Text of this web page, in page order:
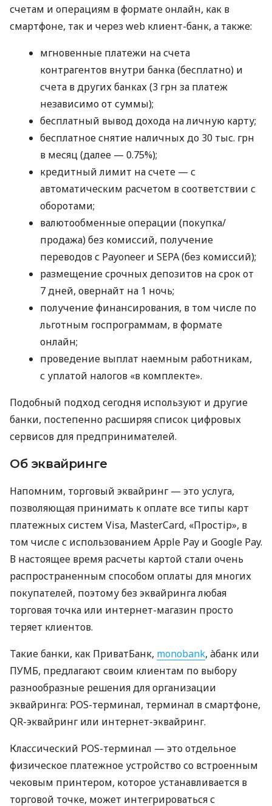
счетам и операциям в формате онлайн, как в
смартфоне, так и через web клиент-банк, а также:
мгновенные платежи на счета
контрагентов внутри банка (бесплатно) и
счета в других банках (3 грн за платеж
независимо от суммы);
бесплатный вывод дохода на личную карту;
бесплатное снятие наличных до 30 тыс. грн
в месяц (далее — 0.75%);
кредитный лимит на счете — с
автоматическим расчетом в соответствии с
оборотами;
валютообменные операции (покупка/
продажа) без комиссий, получение
переводов с Payoneer и SEPA (без комиссий);
размещение срочных депозитов на срок от
7 дней, овернайт на 1 ночь;
получение финансирования, в том числе по
льготным госпрограммам, в формате
онлайн;
проведение выплат наемным работникам,
с уплатой налогов «в комплекте».
Подобный подход сегодня используют и другие
банки, постепенно расширяя список цифровых
сервисов для предпринимателей.
Об эквайринге
Напомним, торговый эквайринг — это услуга,
позволяющая принимать к оплате все типы карт
платежных систем Visa, MasterCard, «Простір», в
том числе с использованием Apple Pay и Google Pay.
В настоящее время расчеты картой стали очень
распространенным способом оплаты для многих
покупателей, поэтому без эквайринга любая
торговая точка или интернет-магазин просто
теряет клиентов.
Такие банки, как ПриватБанк, monobank, àбанк или
ПУМБ, предлагают своим клиентам по выбору
разнообразные решения для организации
эквайринга: POS-терминал, терминал в смартфоне,
QR-эквайринг или интернет-эквайринг.
Классический POS-терминал — это отдельное
физическое платежное устройство со встроенным
чековым принтером, которое устанавливается в
торговой точке, может интегрироваться с